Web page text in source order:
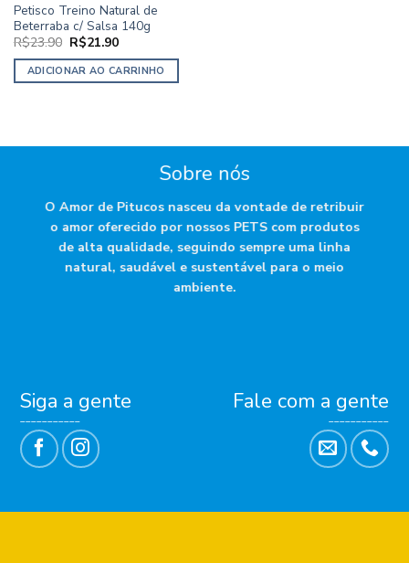
Petisco Treino Natural de
Beterraba c/ Salsa 140g
R$23.90 O
preço
original
era:
R$21.90O
atual
é:
ADICIONAR AO CARRINHO
Sobre nós
O Amor de Pitucos nasceu da vontade de retribuir
o amor oferecido por nossos PETS com produtos
de alta qualidade, seguindo sempre uma linha
natural, saudável e sustentável para o meio
ambiente.
Fale com a gente
___________
Siga a gente
___________